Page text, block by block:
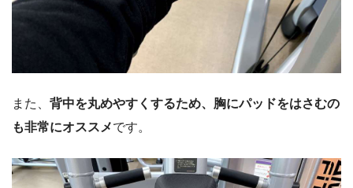
また、 背中を丸めやすくするため、胸にパッドをはさむの
も非常にオススメです。